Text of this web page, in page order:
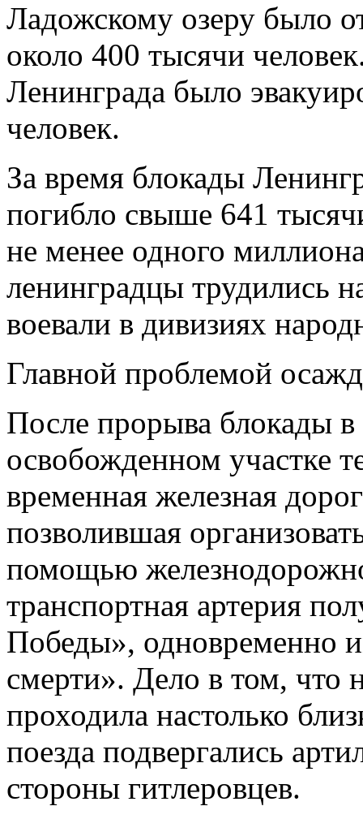
Ладожскому озеру было
около 400 тысячи
Ленинграда было
человек.
За время блокады
погибло свыше 641
не менее одного
ленинградцы трудились
воевали в дивизиях
Главной проблемой
После прорыва блокады в
освобожденном участке
временная железная
позволившая
помощью
транспортная артерия
Победы», одновременно
смерти». Дело в том, что
проходила настолько
поезда подвергались
стороны гитлеровцев.